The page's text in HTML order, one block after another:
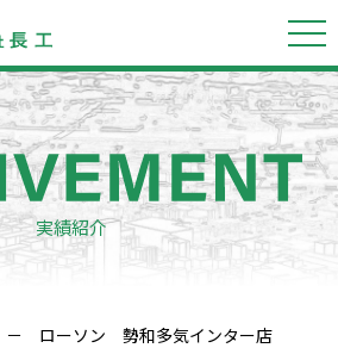
実績紹介
－ ローソン 勢和多気インター店